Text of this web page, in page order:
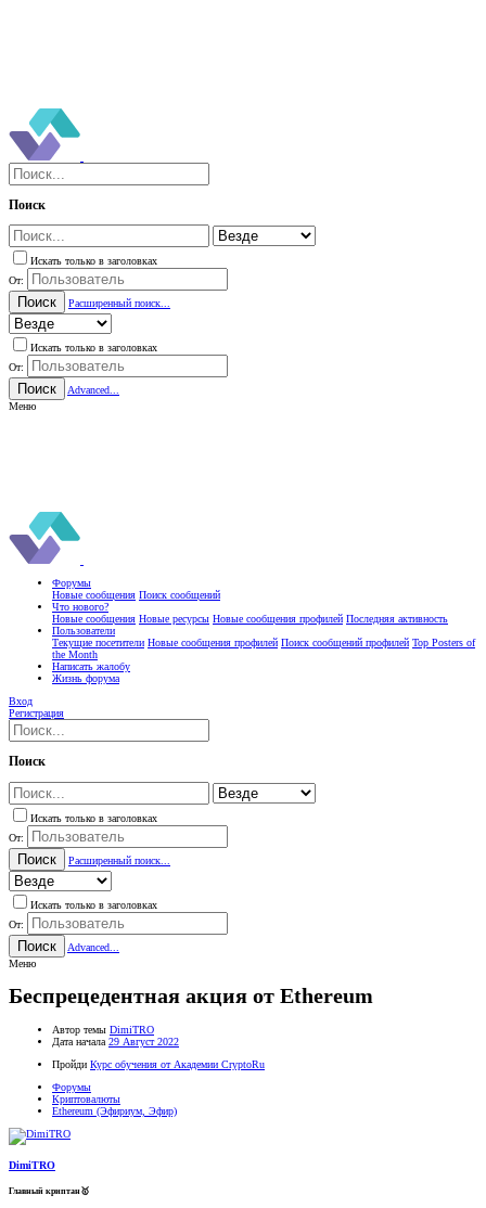
Поиск
Искать только в заголовках
От:
Поиск Расширенный поиск...
Искать только в заголовках
От:
Поиск
Advanced...
Меню
Форумы
Новые сообщения Поиск сообщений
Что нового?
Новые сообщения Новые ресурсы Новые сообщения профилей Последняя активность
Пользователи
Текущие посетители Новые сообщения профилей Поиск сообщений профилей Top Posters of
the Month
Написать жалобу
Жизнь форума
Вход
Регистрация
Поиск
Искать только в заголовках
От:
Поиск Расширенный поиск...
Искать только в заголовках
От:
Поиск
Advanced...
Меню
Беспрецедентная акция от Ethereum
Автор темы DimiTRO
Дата начала 29 Август 2022
Пройди Курс обучения от Академии CryptoRu
Форумы
Криптовалюты
Ethereum (Эфириум, Эфир)
DimiTRO
Главный криптан🥇